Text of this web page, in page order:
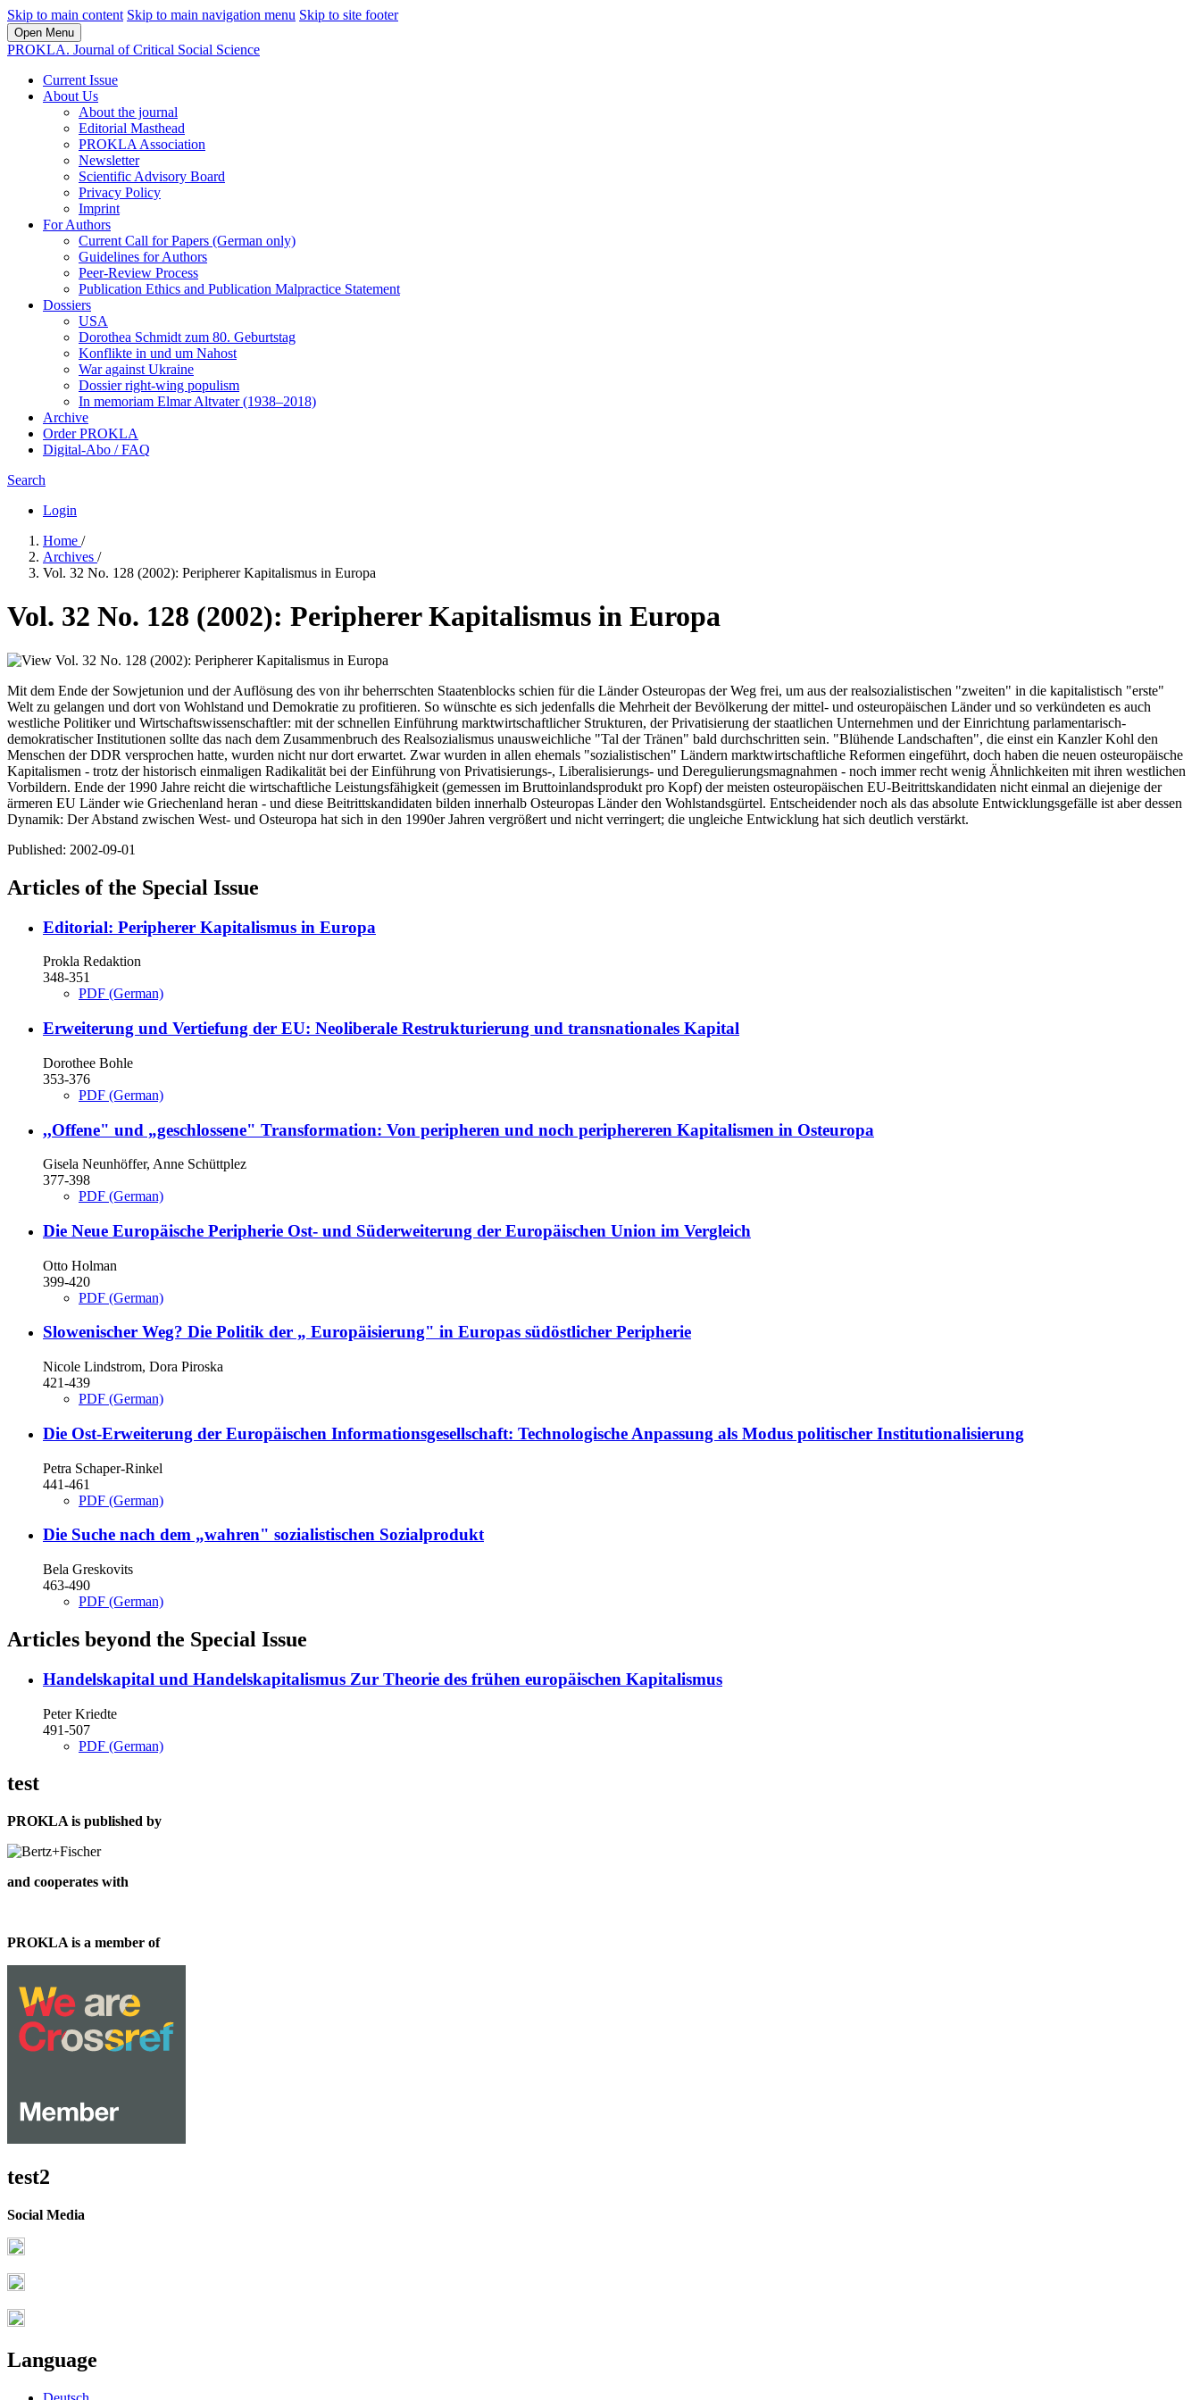
Skip to main content Skip to main navigation menu Skip to site footer
Open Menu
PROKLA. Journal of Critical Social Science
Current Issue
About Us
About the journal
Editorial Masthead
PROKLA Association
Newsletter
Scientific Advisory Board
Privacy Policy
Imprint
For Authors
Current Call for Papers (German only)
Guidelines for Authors
Peer-Review Process
Publication Ethics and Publication Malpractice Statement
Dossiers
USA
Dorothea Schmidt zum 80. Geburtstag
Konflikte in und um Nahost
War against Ukraine
Dossier right-wing populism
In me­mo­ri­am Elmar Altvater (1938–2018)
Archive
Order PROKLA
Digital-Abo / FAQ
Search
Login
Home /
Archives /
Vol. 32 No. 128 (2002): Peripherer Kapitalismus in Europa
Vol. 32 No. 128 (2002): Peripherer Kapitalismus in Europa
Mit dem Ende der Sowjetunion und der Auflösung des von ihr beherrschten Staatenblocks schien für die Länder Osteuropas der Weg frei, um aus der realsozialistischen "zweiten" in die kapitalistisch "erste"
Welt zu gelangen und dort von Wohlstand und Demokratie zu profitieren. So wünschte es sich jedenfalls die Mehrheit der Bevölkerung der mittel- und osteuropäischen Länder und so verkündeten es auch
westliche Politiker und Wirtschaftswissenschaftler: mit der schnellen Einführung marktwirtschaftlicher Strukturen, der Privatisierung der staatlichen Unternehmen und der Einrichtung parlamentarisch-
demokratischer Institutionen sollte das nach dem Zusammenbruch des Realsozialismus unausweichliche "Tal der Tränen" bald durchschritten sein. "Blühende Landschaften", die einst ein Kanzler Kohl den
Menschen der DDR versprochen hatte, wurden nicht nur dort erwartet. Zwar wurden in allen ehemals "sozialistischen" Ländern marktwirtschaftliche Reformen eingeführt, doch haben die neuen osteuropäische
Kapitalismen - trotz der historisch einmaligen Radikalität bei der Einführung von Privatisierungs-, Liberalisierungs- und Deregulierungsmagnahmen - noch immer recht wenig Ähnlichkeiten mit ihren westlichen
Vorbildern. Ende der 1990 Jahre reicht die wirtschaftliche Leistungsfähigkeit (gemessen im Bruttoinlandsprodukt pro Kopf) der meisten osteuropäischen EU-Beitrittskandidaten nicht einmal an diejenige der
ärmeren EU Länder wie Griechenland heran - und diese Beitrittskandidaten bilden innerhalb Osteuropas Länder den Wohlstandsgürtel. Entscheidender noch als das absolute Entwicklungsgefälle ist aber dessen
Dynamik: Der Abstand zwischen West- und Osteuropa hat sich in den 1990er Jahren vergrößert und nicht verringert; die ungleiche Entwicklung hat sich deutlich verstärkt.
Published: 2002-09-01
Articles of the Special Issue
Editorial: Peripherer Kapitalismus in Europa
Prokla Redaktion
348-351
PDF (German)
Erweiterung und Vertiefung der EU: Neoliberale Restrukturierung und transnationales Kapital
Dorothee Bohle
353-376
PDF (German)
,,Offene" und „geschlossene" Transformation: Von peripheren und noch periphereren Kapitalismen in Osteuropa
Gisela Neunhöffer, Anne Schüttplez
377-398
PDF (German)
Die Neue Europäische Peripherie Ost- und Süderweiterung der Europäischen Union im Vergleich
Otto Holman
399-420
PDF (German)
Slowenischer Weg? Die Politik der „ Europäisierung" in Europas südöstlicher Peripherie
Nicole Lindstrom, Dora Piroska
421-439
PDF (German)
Die Ost-Erweiterung der Europäischen Informationsgesellschaft: Technologische Anpassung als Modus politischer Institutionalisierung
Petra Schaper-Rinkel
441-461
PDF (German)
Die Suche nach dem „wahren" sozialistischen Sozialprodukt
Bela Greskovits
463-490
PDF (German)
Articles beyond the Special Issue
Handelskapital und Handelskapitalismus Zur Theorie des frühen europäischen Kapitalismus
Peter Kriedte
491-507
PDF (German)
test
PROKLA is published by
and cooperates with
PROKLA is a member of
test2
Social Media
Language